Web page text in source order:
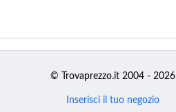
© Trovaprezzo.it 2004 - 2026
Inserisci il tuo negozio